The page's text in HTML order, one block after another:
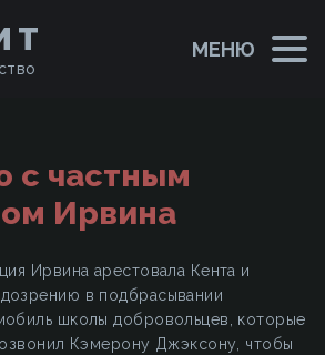
МЕНЮ
с частным
Ирвина
Ирвина арестовала Кента и
в подбрасывании
школы добровольцев, которые
Кэмерону Джэксону, чтобы